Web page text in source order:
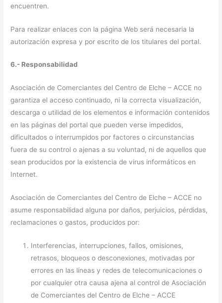
encuentren.
Para realizar enlaces con la página Web será necesaria la
autorización expresa y por escrito de los titulares del portal.
6.- Responsabilidad
Asociación de Comerciantes del Centro de Elche – ACCE no
garantiza el acceso continuado, ni la correcta visualización,
descarga o utilidad de los elementos e información contenidos
en las páginas del portal que pueden verse impedidos,
dificultados o interrumpidos por factores o circunstancias
fuera de su control o ajenas a su voluntad, ni de aquellos que
sean producidos por la existencia de virus informáticos en
Internet.
Asociación de Comerciantes del Centro de Elche – ACCE no
asume responsabilidad alguna por daños, perjuicios, pérdidas,
reclamaciones o gastos, producidos por:
Interferencias, interrupciones, fallos, omisiones,
retrasos, bloqueos o desconexiones, motivadas por
errores en las líneas y redes de telecomunicaciones o
por cualquier otra causa ajena al control de Asociación
de Comerciantes del Centro de Elche – ACCE